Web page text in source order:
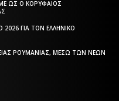
ΩΣ Ο ΚΟΡΥΦΑΊΟΣ
ΓΙΑ ΤΟΝ ΕΛΛΗΝΙΚΌ
ΡΟΥΜΑΝΊΑΣ, ΜΈΣΩ ΤΩΝ ΝΈΩΝ